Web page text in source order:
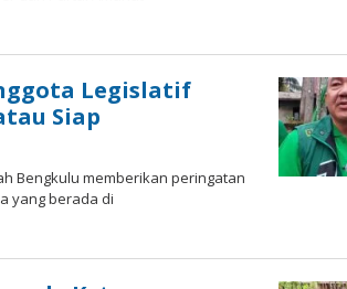
Legislatif
Siap
Bengkulu memberikan peringatan
yang berada di